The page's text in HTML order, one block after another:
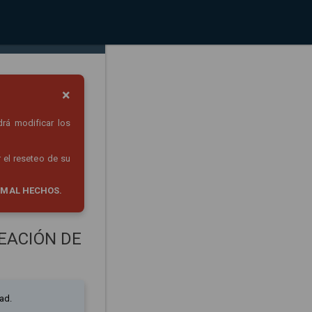
×
modificar los
el reseteo de su
HECHOS.
DE